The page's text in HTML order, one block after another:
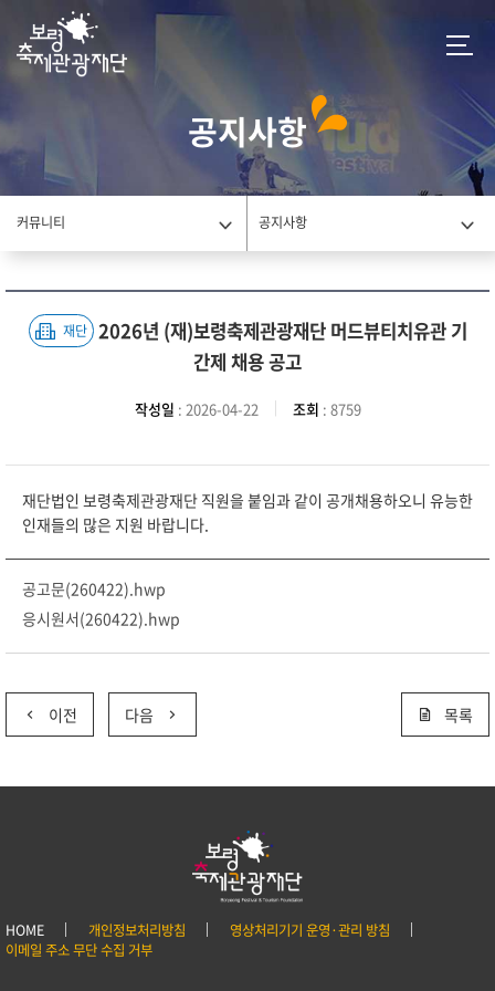
공지사항
커뮤니티 공지사항
재단 2026년 (재)보령축제관광재단 머드뷰티치유관 기
간제 채용 공고
작성일 : 2026-04-22 조회 : 8759
재단법인 보령축제관광재단 직원을 붙임과 같이 공개채용하오니 유능한
인재들의 많은 지원 바랍니다.
공고문(260422).hwp
응시원서(260422).hwp
이전 다음 목록
HOME 개인정보처리방침
영상처리기기 운영·관리 방침
이메일 주소 무단 수집 거부